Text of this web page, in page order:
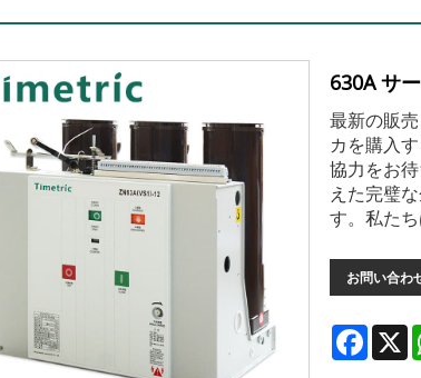
630A サ
最新の販
カを購入
協力をお
えた完璧
す。私た
お問い合わ
X